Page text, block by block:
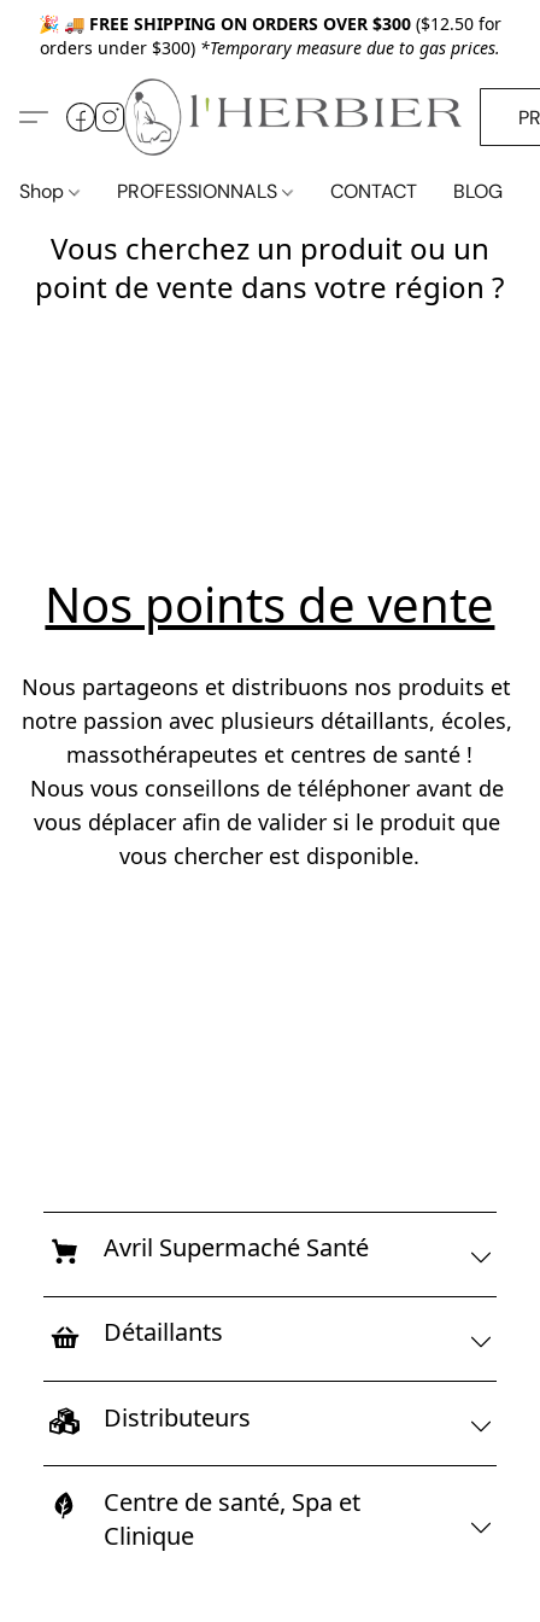
🎉 🚚 FREE SHIPPING ON ORDERS OVER $300 ($12.50 for
orders under $300) *Temporary measure due to gas prices.
Shop PROFESSIONNALS CONTACT BLOG
Vous cherchez un produit ou un
point de vente dans votre région ?
Nos points de vente
Nous partageons et distribuons nos produits et
notre passion avec plusieurs détaillants, écoles,
massothérapeutes et centres de santé !
Nous vous conseillons de téléphoner avant de
vous déplacer afin de valider si le produit que
vous chercher est disponible.
Avril Supermaché Santé
Détaillants
Distributeurs
Centre de santé, Spa et
Clinique